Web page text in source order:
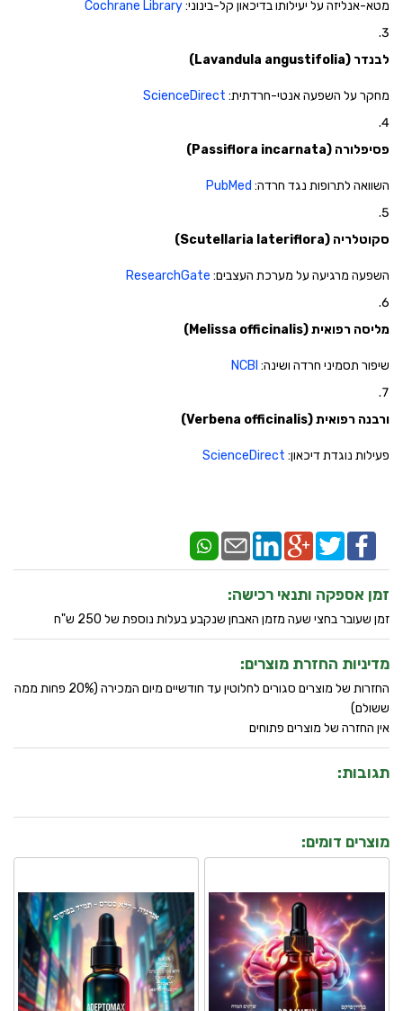
מטא-אנליזה על יעילותו בדיכאון קל-בינוני:Cochrane Library
לבנדר (Lavandula angustifolia)
מחקר על השפעה אנטי-חרדתית: ScienceDirect
פסיפלורה (Passiflora incarnata)
השוואה לתרופות נגד חרדה: PubMed
סקוטלריה (Scutellaria lateriflora)
השפעה מרגיעה על מערכת העצבים: ResearchGate
מליסה רפואית (Melissa officinalis)
שיפור תסמיני חרדה ושינה: NCBI
ורבנה רפואית (Verbena officinalis)
פעילות נוגדת דיכאון: ScienceDirect
זמן אספקה ותנאי רכישה:
זמן שעובר בחצי שעה מזמן האבחן שנקבע בעלות נוספת של 250 ש"ח
מדיניות החזרת מוצרים:
החזרות של מוצרים סגורים לחלוטין עד חודשיים מיום המכירה (20% פחות ממה
ששולם)
אין החזרה של מוצרים פתוחים
תגובות:
מוצרים דומים: